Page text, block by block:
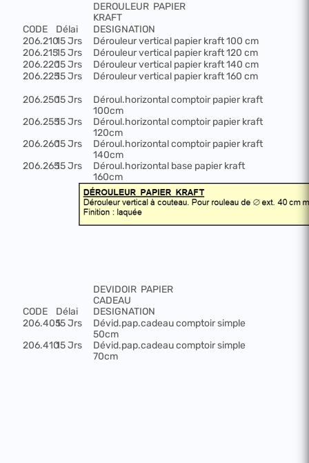
DEROULEUR PAPIER
KRAFT
CODE
Délai
DESIGNATION
206.21015 Jrs
Dérouleur vertical papier kraft 100 cm
206.21515 Jrs
Dérouleur vertical papier kraft 120 cm
206.22015 Jrs
Dérouleur vertical papier kraft 140 cm
206.22515 Jrs
Dérouleur vertical papier kraft 160 cm
206.25015 Jrs
Déroul.horizontal comptoir papier kraft
100cm
206.25515 Jrs
Déroul.horizontal comptoir papier kraft
120cm
206.26015 Jrs
Déroul.horizontal comptoir papier kraft
140cm
206.26515 Jrs
Déroul.horizontal base papier kraft
160cm
DEVIDOIR PAPIER
CADEAU
CODE
Délai
DESIGNATION
206.40515 Jrs
Dévid.pap.cadeau comptoir simple
50cm
206.41015 Jrs
Dévid.pap.cadeau comptoir simple
70cm